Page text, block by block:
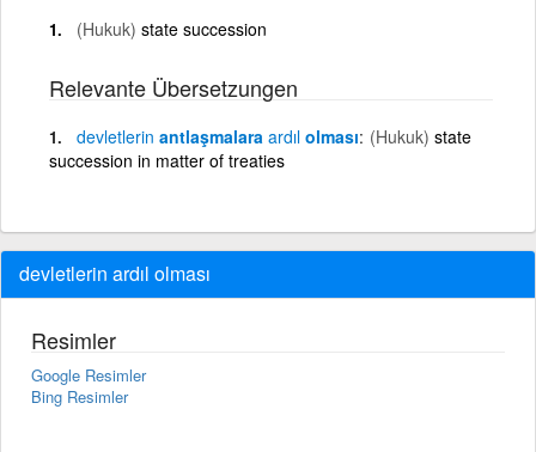
(Hukuk) state succession
Relevante Übersetzungen
devletlerin antlaşmalara ardıl olması (Hukuk) state
succession in matter of treaties
devletlerin ardıl olması
Resimler
Google Resimler
Bing Resimler